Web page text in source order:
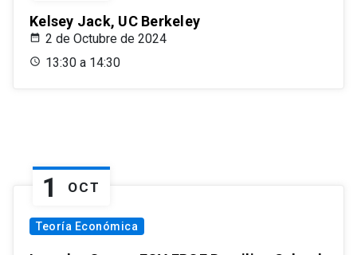
Kelsey Jack, UC Berkeley
2 de Octubre de 2024
13:30 a 14:30
1 OCT
Teoría Económica